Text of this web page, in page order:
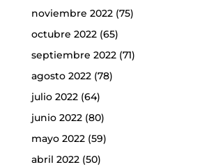
noviembre 2022(75)
octubre 2022(65)
septiembre 2022(71)
agosto 2022(78)
julio 2022(64)
junio 2022(80)
mayo 2022(59)
abril 2022(50)